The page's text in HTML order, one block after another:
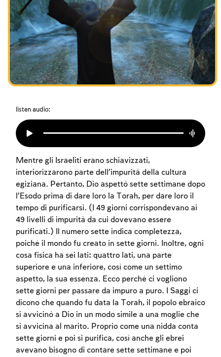
I digiuni commemorativi della distruzione del Tempio
Hanukkah
Purìm
listen audio:
Mentre gli Israeliti erano schiavizzati,
interiorizzarono parte dell’impurità della cultura
egiziana. Pertanto, Dio aspettò sette settimane dopo
l’Esodo prima di dare loro la Torah, per dare loro il
tempo di purificarsi. (I 49 giorni corrispondevano ai
49 livelli di impurità da cui dovevano essere
purificati.) Il numero sette indica completezza,
poiché il mondo fu creato in sette giorni. Inoltre, ogni
cosa fisica ha sei lati: quattro lati, una parte
superiore e una inferiore, così come un settimo
aspetto, la sua essenza. Ecco perché ci vogliono
sette giorni per passare da impuro a puro. I Saggi ci
dicono che quando fu data la Torah, il popolo ebraico
si avvicinò a Dio in un modo simile a una moglie che
si avvicina al marito. Proprio come una nidda conta
sette giorni e poi si purifica, così anche gli ebrei
avevano bisogno di contare sette settimane e poi